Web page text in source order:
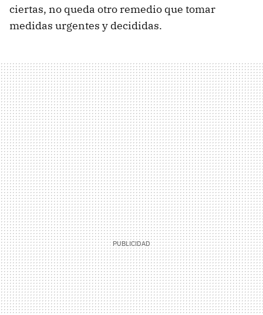
ciertas, no queda otro remedio que tomar
medidas urgentes y decididas.